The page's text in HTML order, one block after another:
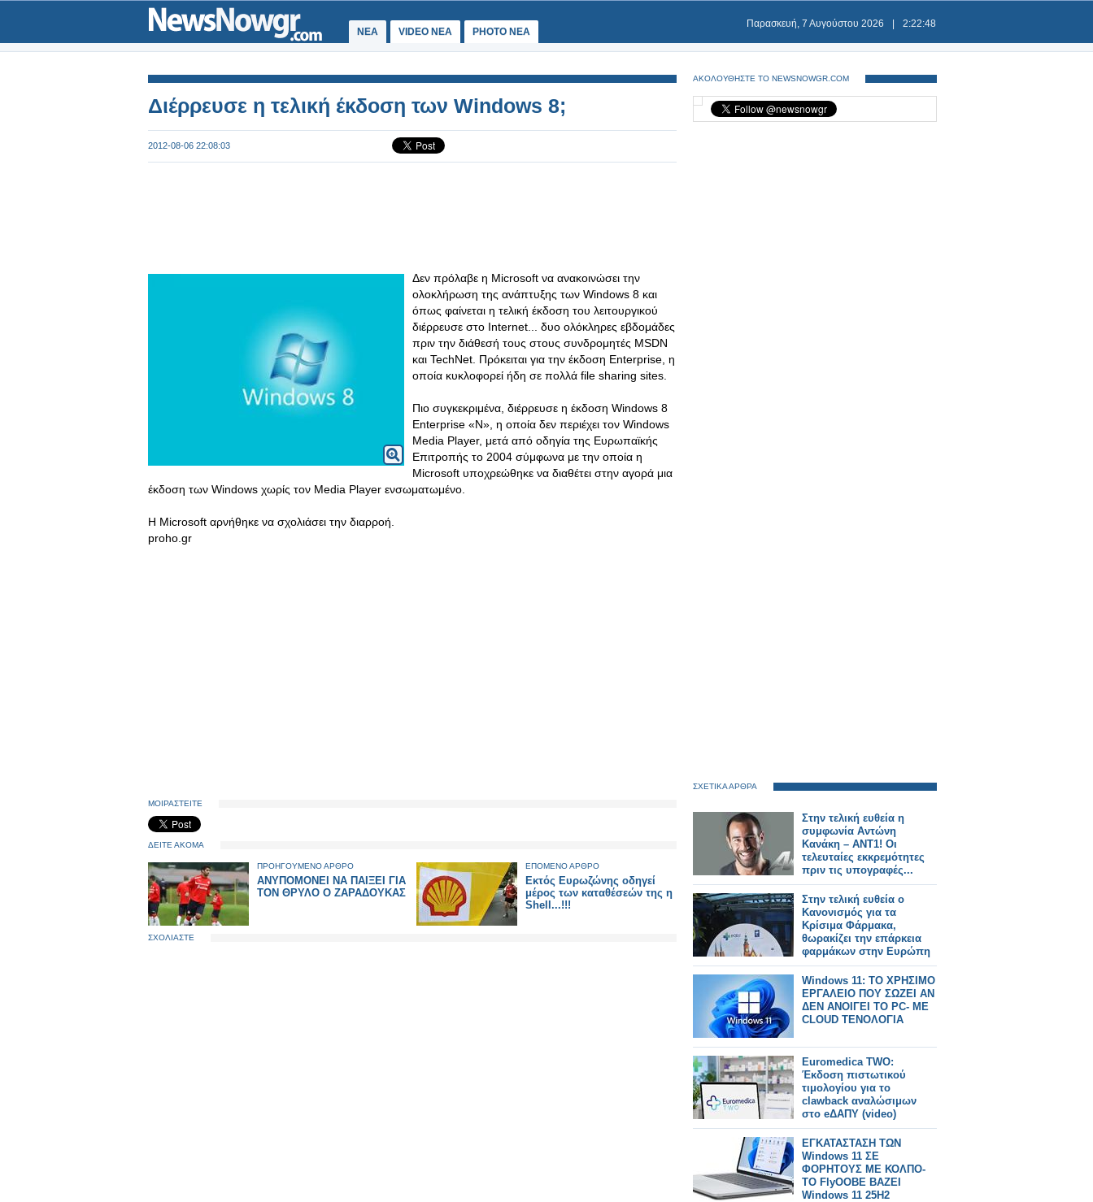
ΝΕΑ VIDEO NEA PHOTO NEA
Παρασκευή, 7 Αυγούστου 2026 2:22:48
Διέρρευσε η τελική έκδοση των Windows 8;
2012-08-06 22:08:03
Δεν πρόλαβε η Microsoft να ανακοινώσει την
ολοκλήρωση της ανάπτυξης των Windows 8 και
όπως φαίνεται η τελική έκδοση του λειτουργικού
διέρρευσε στο Ιnternet... δυο ολόκληρες εβδομάδες
πριν την διάθεσή τους στους συνδρομητές MSDN
και TechNet. Πρόκειται για την έκδοση Enterprise, η
οποία κυκλοφορεί ήδη σε πολλά file sharing sites.
Πιο συγκεκριμένα, διέρρευσε η έκδοση Windows 8
Enterprise «Ν», η οποία δεν περιέχει τον Windows
Media Player, μετά από οδηγία της Ευρωπαϊκής
Επιτροπής το 2004 σύμφωνα με την οποία η
Microsoft υποχρεώθηκε να διαθέτει στην αγορά μια
έκδοση των Windows χωρίς τον Media Player ενσωματωμένο.
Η Microsoft αρνήθηκε να σχολιάσει την διαρροή.
proho.gr
ΜΟΙΡΑΣΤΕΙΤΕ
ΔΕΙΤΕ ΑΚΟΜΑ
ΠΡΟΗΓΟΥΜΕΝΟ ΑΡΘΡΟ
ΑΝΥΠΟΜΟΝΕΙ ΝΑ ΠΑΙΞΕΙ ΓΙΑ
ΤΟΝ ΘΡΥΛΟ Ο ΖΑΡΑΔΟΥΚΑΣ
ΕΠΟΜΕΝΟ ΑΡΘΡΟ
Eκτός Ευρωζώνης οδηγεί
μέρος των καταθέσεών της η
Shell...!!!
ΣΧΟΛΙΑΣΤΕ
ΑΚΟΛΟΥΘΗΣΤΕ ΤΟ NEWSNOWGR.COM
ΣΧΕΤΙΚΑ ΑΡΘΡΑ
Στην τελική ευθεία η
συμφωνία Αντώνη
Κανάκη – ΑΝΤ1! Οι
τελευταίες εκκρεμότητες
πριν τις υπογραφές...
Στην τελική ευθεία ο
Κανονισμός για τα
Κρίσιμα Φάρμακα,
θωρακίζει την επάρκεια
φαρμάκων στην Ευρώπη
Windows 11: ΤΟ ΧΡΗΣΙΜΟ
ΕΡΓΑΛΕΙΟ ΠΟΥ ΣΩΖΕΙ ΑΝ
ΔΕΝ ΑΝΟΙΓΕΙ ΤΟ PC- ΜΕ
CLOUD ΤΕΝΟΛΟΓΙΑ
Euromedica TWO:
Έκδοση πιστωτικού
τιμολογίου για το
clawback αναλώσιμων
στο eΔΑΠΥ (video)
ΕΓΚΑΤΑΣΤΑΣΗ ΤΩΝ
Windows 11 ΣΕ
ΦΟΡΗΤΟΥΣ ΜΕ ΚΟΛΠΟ-
ΤΟ FlyOOBE ΒΑΖΕΙ
Windows 11 25H2